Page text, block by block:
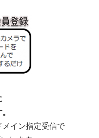
イン指定受信で